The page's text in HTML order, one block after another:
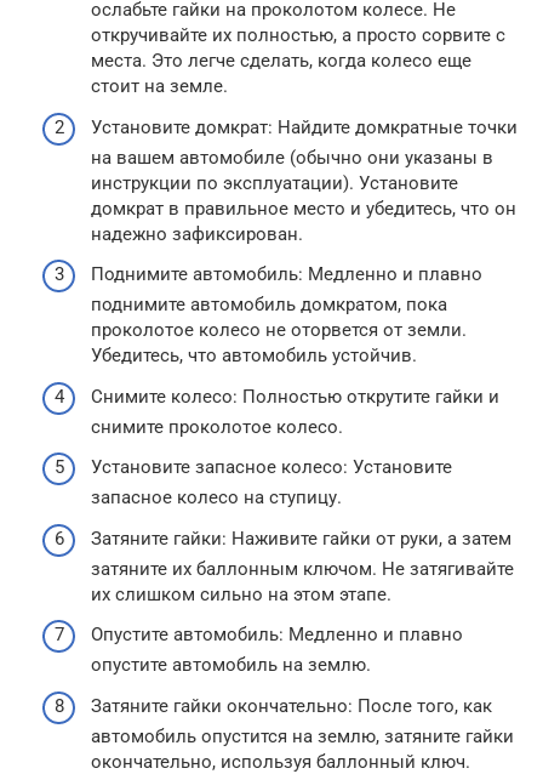
ослабьте гайки на проколотом колесе. Не
откручивайте их полностью, а просто сорвите с
места. Это легче сделать, когда колесо еще
стоит на земле.
Установите домкрат: Найдите домкратные точки
на вашем автомобиле (обычно они указаны в
инструкции по эксплуатации). Установите
домкрат в правильное место и убедитесь, что он
надежно зафиксирован.
Поднимите автомобиль: Медленно и плавно
поднимите автомобиль домкратом, пока
проколотое колесо не оторвется от земли.
Убедитесь, что автомобиль устойчив.
Снимите колесо: Полностью открутите гайки и
снимите проколотое колесо.
Установите запасное колесо: Установите
запасное колесо на ступицу.
Затяните гайки: Наживите гайки от руки, а затем
затяните их баллонным ключом. Не затягивайте
их слишком сильно на этом этапе.
Опустите автомобиль: Медленно и плавно
опустите автомобиль на землю.
Затяните гайки окончательно: После того, как
автомобиль опустится на землю, затяните гайки
окончательно, используя баллонный ключ.